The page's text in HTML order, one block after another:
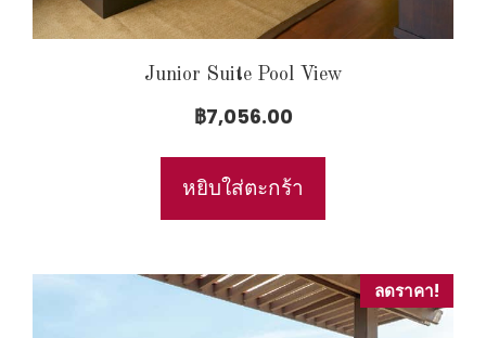
Junior Suite Pool View
฿7,056.00
หยิบใส่ตะกร้า
ลดราคา!